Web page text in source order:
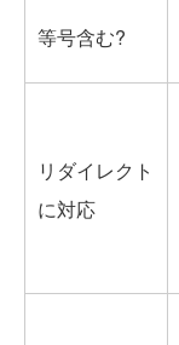
等号含む?
リダイレクト
に対応